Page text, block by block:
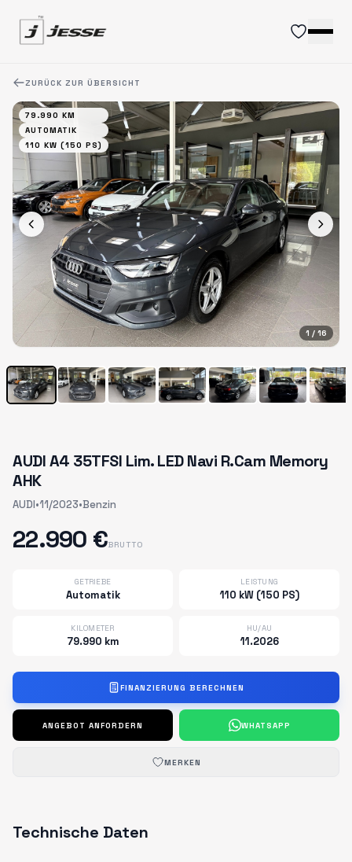
ZURÜCK ZUR ÜBERSICHT
1 / 16
79.990 KM
AUTOMATIK
110 KW (150 PS)
AUDI A4 35TFSI Lim. LED Navi R.Cam Memory
AHK
AUDI•11/2023•Benzin
22.990 €BRUTTO
GETRIEBE
Automatik
LEISTUNG
110 kW (150 PS)
KILOMETER
79.990 km
HU/AU
11.2026
FINANZIERUNG BERECHNEN
ANGEBOT ANFORDERN WHATSAPP
MERKEN
Technische Daten